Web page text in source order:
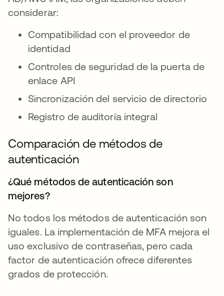
considerar:
Compatibilidad con el proveedor de
identidad
Controles de seguridad de la puerta de
enlace API
Sincronización del servicio de directorio
Registro de auditoría integral
Comparación de métodos de
autenticación
¿Qué métodos de autenticación son
mejores?
No todos los métodos de autenticación son
iguales. La implementación de MFA mejora el
uso exclusivo de contraseñas, pero cada
factor de autenticación ofrece diferentes
grados de protección.